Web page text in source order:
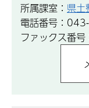
所属課室： 県土
電話番号：
ファックス番